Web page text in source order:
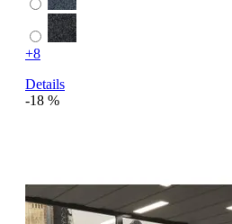
+8
Details
-18 %